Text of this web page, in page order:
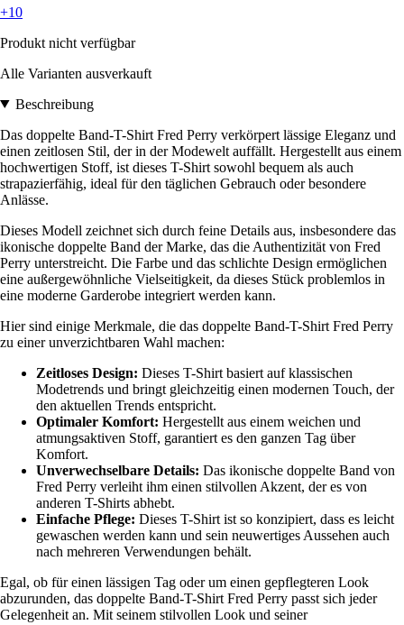
+10
Produkt nicht verfügbar
Alle Varianten ausverkauft
Beschreibung
Das doppelte Band-T-Shirt Fred Perry verkörpert lässige Eleganz und
einen zeitlosen Stil, der in der Modewelt auffällt. Hergestellt aus einem
hochwertigen Stoff, ist dieses T-Shirt sowohl bequem als auch
strapazierfähig, ideal für den täglichen Gebrauch oder besondere
Anlässe.
Dieses Modell zeichnet sich durch feine Details aus, insbesondere das
ikonische doppelte Band der Marke, das die Authentizität von Fred
Perry unterstreicht. Die Farbe und das schlichte Design ermöglichen
eine außergewöhnliche Vielseitigkeit, da dieses Stück problemlos in
eine moderne Garderobe integriert werden kann.
Hier sind einige Merkmale, die das doppelte Band-T-Shirt Fred Perry
zu einer unverzichtbaren Wahl machen:
Zeitloses Design: Dieses T-Shirt basiert auf klassischen
Modetrends und bringt gleichzeitig einen modernen Touch, der
den aktuellen Trends entspricht.
Optimaler Komfort: Hergestellt aus einem weichen und
atmungsaktiven Stoff, garantiert es den ganzen Tag über
Komfort.
Unverwechselbare Details: Das ikonische doppelte Band von
Fred Perry verleiht ihm einen stilvollen Akzent, der es von
anderen T-Shirts abhebt.
Einfache Pflege: Dieses T-Shirt ist so konzipiert, dass es leicht
gewaschen werden kann und sein neuwertiges Aussehen auch
nach mehreren Verwendungen behält.
Egal, ob für einen lässigen Tag oder um einen gepflegteren Look
abzurunden, das doppelte Band-T-Shirt Fred Perry passt sich jeder
Gelegenheit an. Mit seinem stilvollen Look und seiner